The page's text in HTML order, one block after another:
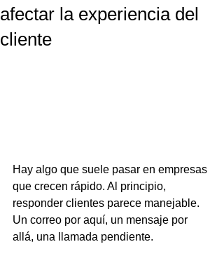
afectar la experiencia del
cliente
Hay algo que suele pasar en empresas
que crecen rápido. Al principio,
responder clientes parece manejable.
Un correo por aquí, un mensaje por
allá, una llamada pendiente.